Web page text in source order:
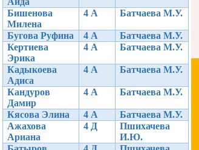
Бишенова
Милена
4 А Батчаева М.У.
Бугова Руфина 4 А
Батчаева М.У.
Кертиева
Эрика
4 А Батчаева М.У.
Кадыкоева
Адиса
4 А Батчаева М.У.
Кандуров
Дамир
4 А Батчаева М.У.
Кясова Элина 4 А
Батчаева М.У.
Ажахова
Ариана
4 Д
Пшихачева
И.Ю.